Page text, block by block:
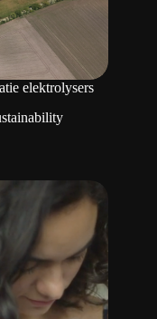
elektrolysers